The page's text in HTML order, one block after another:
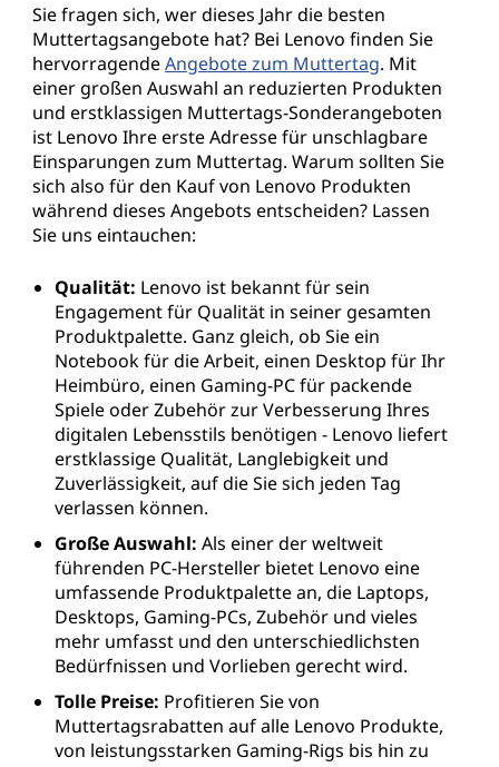
Sie fragen sich, wer dieses Jahr die besten
Muttertagsangebote hat? Bei Lenovo finden Sie
hervorragendeAngebote zum Muttertag. Mit
einer großen Auswahl an reduzierten Produkten
und erstklassigen Muttertags-Sonderangeboten
ist Lenovo Ihre erste Adresse für unschlagbare
Einsparungen zum Muttertag. Warum sollten Sie
sich also für den Kauf von Lenovo Produkten
während dieses Angebots entscheiden? Lassen
Sie uns eintauchen:
Qualität: Lenovo ist bekannt für sein
Engagement für Qualität in seiner gesamten
Produktpalette. Ganz gleich, ob Sie ein
Notebook für die Arbeit, einen Desktop für Ihr
Heimbüro, einen Gaming-PC für packende
Spiele oder Zubehör zur Verbesserung Ihres
digitalen Lebensstils benötigen - Lenovo liefert
erstklassige Qualität, Langlebigkeit und
Zuverlässigkeit, auf die Sie sich jeden Tag
verlassen können.
Große Auswahl: Als einer der weltweit
führenden PC-Hersteller bietet Lenovo eine
umfassende Produktpalette an, die Laptops,
Desktops, Gaming-PCs, Zubehör und vieles
mehr umfasst und den unterschiedlichsten
Bedürfnissen und Vorlieben gerecht wird.
Tolle Preise: Profitieren Sie von
Muttertagsrabatten auf alle Lenovo Produkte,
von leistungsstarken Gaming-Rigs bis hin zu